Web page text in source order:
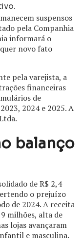
suspensos
pela Companhia
informará o
novo fato
pela varejista, a
financeiras
de
2024 e 2025. A
balanço
de R$ 2,4
o prejuízo
de 2024. A receita
milhões, alta de
lojas avançaram
e masculina.